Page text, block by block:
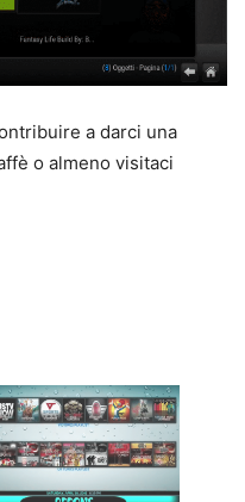
a darci una
o almeno visitaci